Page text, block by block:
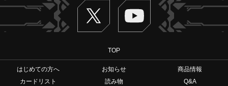
Twitter ヴァンガードch
TOP
はじめての方へ お知らせ
商品情報
カードリスト
読み物
Q&A